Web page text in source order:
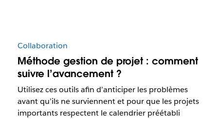
Collaboration
Méthode gestion de projet : comment
suivre l’avancement ?
Utilisez ces outils afin d’anticiper les problèmes
avant qu’ils ne surviennent et pour que les projets
importants respectent le calendrier préétabli